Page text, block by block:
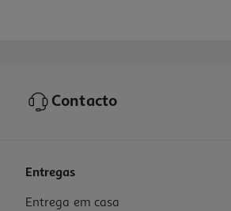
Contacto
Entregas
Entrega em casa